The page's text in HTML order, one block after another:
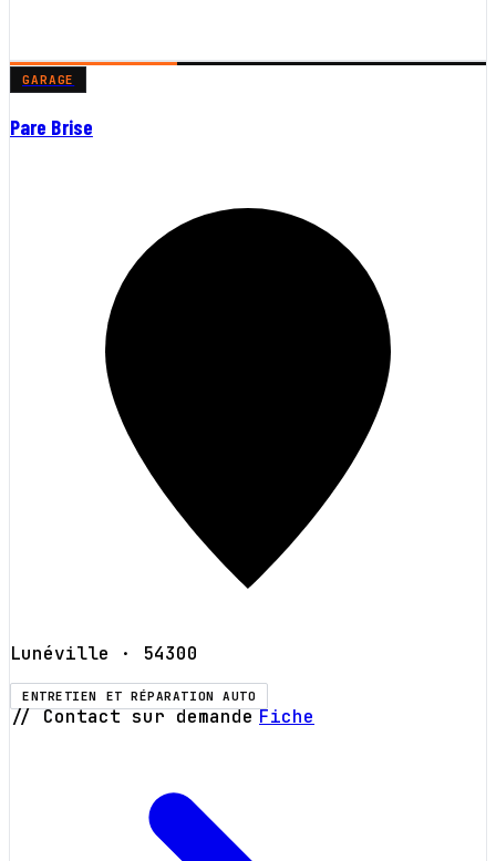
GARAGE
Pare Brise
Lunéville · 54300
ENTRETIEN ET RÉPARATION AUTO
// Contact sur demande Fiche